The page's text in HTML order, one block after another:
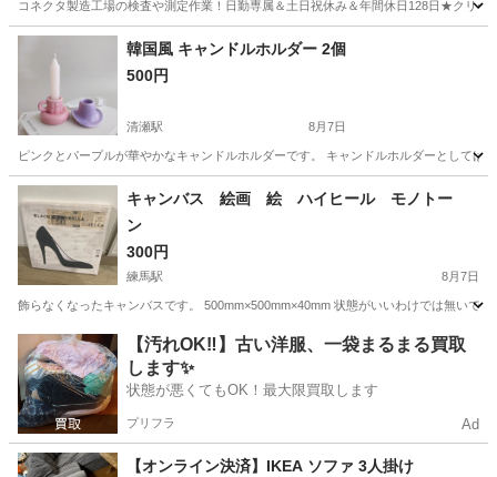
コネクタ製造工場の検査や測定作業！日勤専属＆土日祝休み＆年間休日128日★クリ
茨城 常陸大宮市 静駅 その他
韓国風 キャンドルホルダー 2個
500円
清瀬駅 8月7日
ピンクとパープルが華やかなキャンドルホルダーです。 キャンドルホルダーとして
東京 清瀬市 インテリア雑貨/小物
キャンバス 絵画 絵 ハイヒール モノトー
ン
300円
練馬駅 8月7日
飾らなくなったキャンバスです。 500mm×500mm×40mm 状態がいいわけでは無いで
東京 練馬区 練馬駅 インテリア雑貨/小物 キャンバス
【汚れOK‼️】古い洋服、一袋まるまる買取
します✨
状態が悪くてもOK！最大限買取します
プリフラ Ad
【オンライン決済】IKEA ソファ 3人掛け